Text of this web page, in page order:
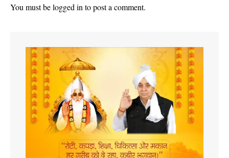
You must belogged in to post a comment.